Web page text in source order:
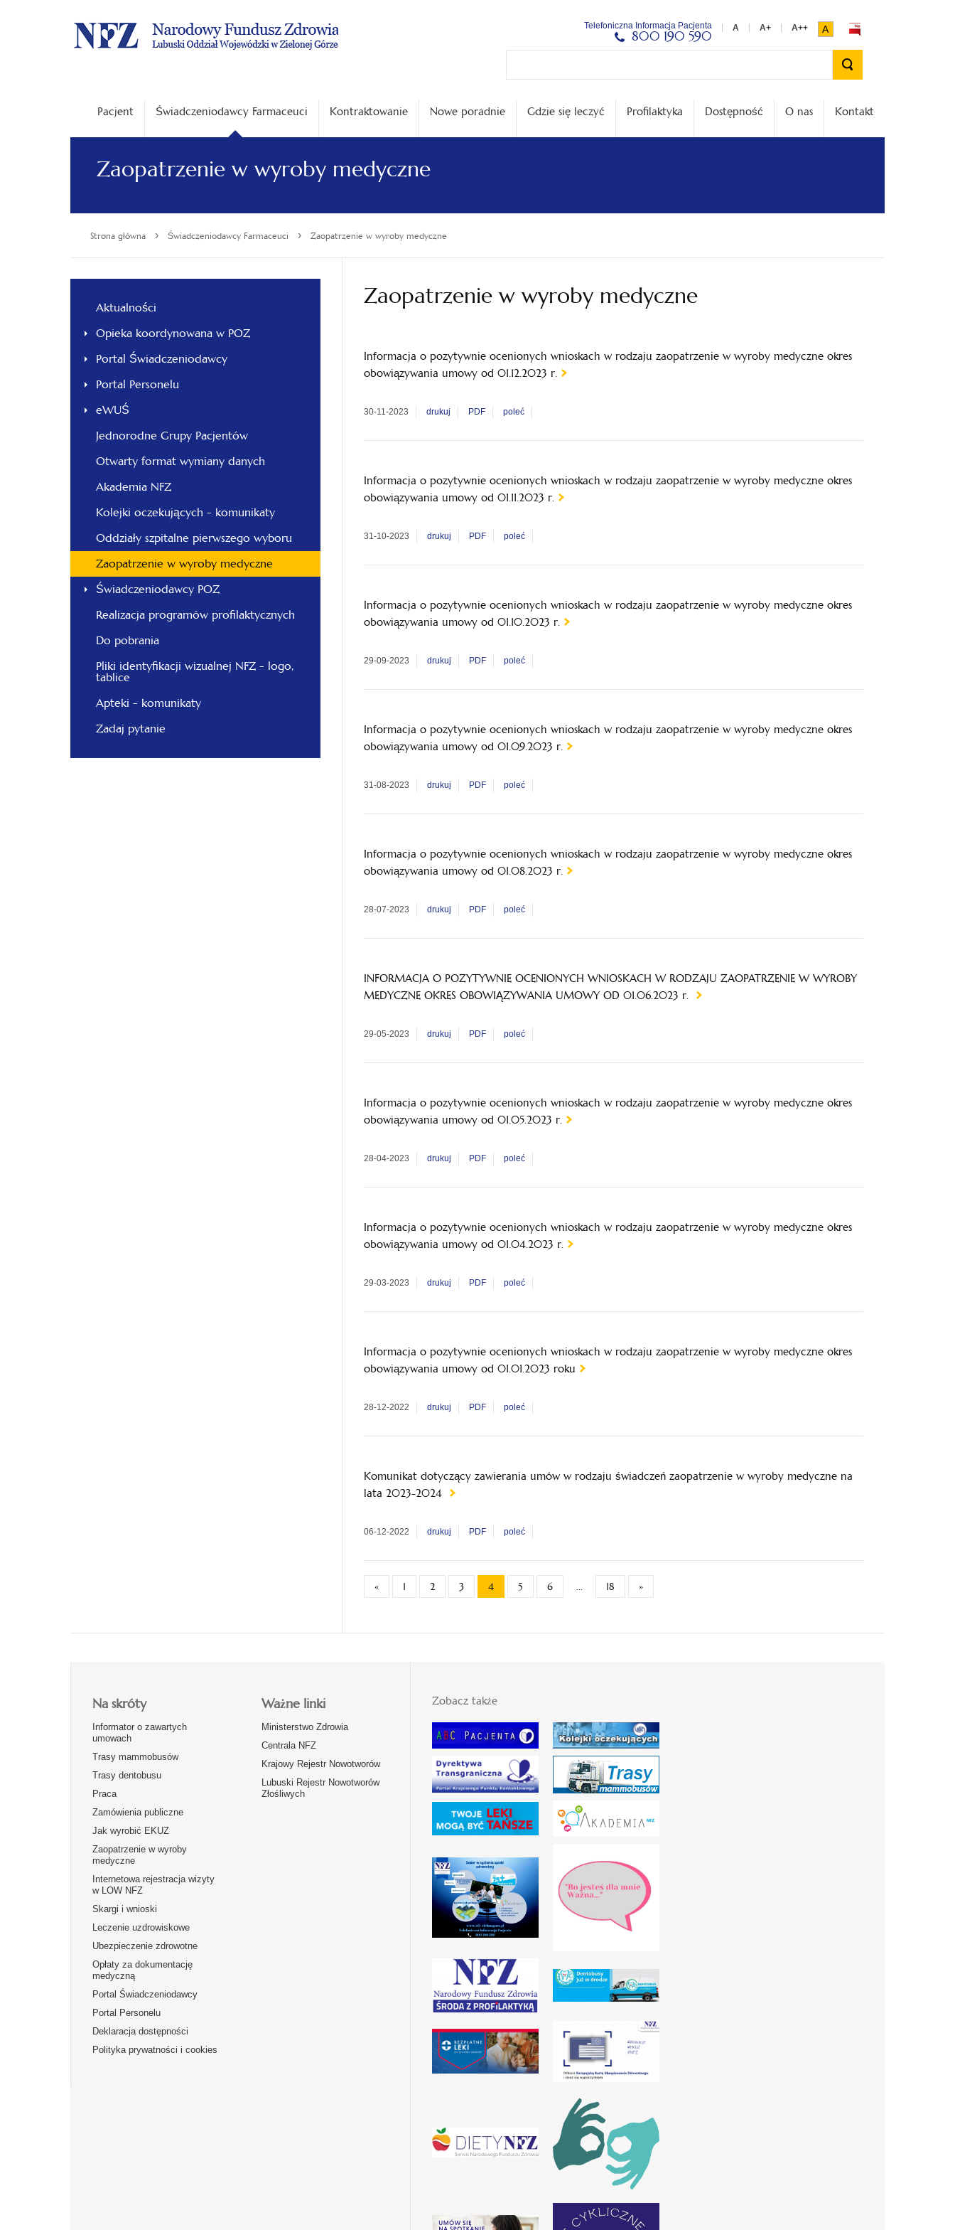
Telefoniczna Informacja Pacjenta
800 190 590 A
Pacjent Świadczeniodawcy Farmaceuci Kontraktowanie Nowe poradnie Gdzie się leczyć Profilaktyka Dostępność O nas Kontakt
Zaopatrzenie w wyroby medyczne
Strona główna › Świadczeniodawcy Farmaceuci › Zaopatrzenie w wyroby medyczne
Aktualności
Opieka koordynowana w POZ
Portal Świadczeniodawcy
Portal Personelu
eWUŚ
Jednorodne Grupy Pacjentów
Otwarty format wymiany danych
Akademia NFZ
Kolejki oczekujących - komunikaty
Oddziały szpitalne pierwszego wyboru
Zaopatrzenie w wyroby medyczne
Świadczeniodawcy POZ
Realizacja programów profilaktycznych
Do pobrania
Pliki identyfikacji wizualnej NFZ - logo,
tablice
Apteki - komunikaty
Zadaj pytanie
Zaopatrzenie w wyroby medyczne
Informacja o pozytywnie ocenionych wnioskach w rodzaju zaopatrzenie w wyroby medyczne okres
obowiązywania umowy od 01.12.2023 r.
30-11-2023 drukuj PDF poleć
Informacja o pozytywnie ocenionych wnioskach w rodzaju zaopatrzenie w wyroby medyczne okres
obowiązywania umowy od 01.11.2023 r.
31-10-2023 drukuj PDF poleć
Informacja o pozytywnie ocenionych wnioskach w rodzaju zaopatrzenie w wyroby medyczne okres
obowiązywania umowy od 01.10.2023 r.
29-09-2023 drukuj PDF poleć
Informacja o pozytywnie ocenionych wnioskach w rodzaju zaopatrzenie w wyroby medyczne okres
obowiązywania umowy od 01.09.2023 r.
31-08-2023 drukuj PDF poleć
Informacja o pozytywnie ocenionych wnioskach w rodzaju zaopatrzenie w wyroby medyczne okres
obowiązywania umowy od 01.08.2023 r.
28-07-2023 drukuj PDF poleć
INFORMACJA O POZYTYWNIE OCENIONYCH WNIOSKACH W RODZAJU ZAOPATRZENIE W WYROBY
MEDYCZNE OKRES OBOWIĄZYWANIA UMOWY OD 01.06.2023 r.
29-05-2023 drukuj PDF poleć
Informacja o pozytywnie ocenionych wnioskach w rodzaju zaopatrzenie w wyroby medyczne okres
obowiązywania umowy od 01.05.2023 r.
28-04-2023 drukuj PDF poleć
Informacja o pozytywnie ocenionych wnioskach w rodzaju zaopatrzenie w wyroby medyczne okres
obowiązywania umowy od 01.04.2023 r.
29-03-2023 drukuj PDF poleć
Informacja o pozytywnie ocenionych wnioskach w rodzaju zaopatrzenie w wyroby medyczne okres
obowiązywania umowy od 01.01.2023 roku
28-12-2022 drukuj PDF poleć
Komunikat dotyczący zawierania umów w rodzaju świadczeń zaopatrzenie w wyroby medyczne na
lata 2023-2024
06-12-2022 drukuj PDF poleć
« 1 2 3 4 5 6 ... 18 »
Na skróty
Informator o zawartych
umowach
Trasy mammobusów
Trasy dentobusu
Praca
Zamówienia publiczne
Jak wyrobić EKUZ
Zaopatrzenie w wyroby
medyczne
Internetowa rejestracja wizyty
w LOW NFZ
Skargi i wnioski
Leczenie uzdrowiskowe
Ubezpieczenie zdrowotne
Opłaty za dokumentację
medyczną
Portal Świadczeniodawcy
Portal Personelu
Deklaracja dostępności
Polityka prywatności i cookies
Ważne linki
Ministerstwo Zdrowia
Centrala NFZ
Krajowy Rejestr Nowotworów
Lubuski Rejestr Nowotworów
Złośliwych
Zobacz także